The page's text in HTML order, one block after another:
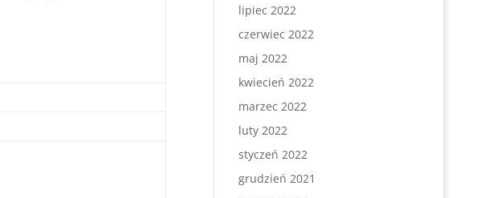
lipiec 2022
czerwiec 2022
maj 2022
kwiecień 2022
marzec 2022
luty 2022
styczeń 2022
grudzień 2021